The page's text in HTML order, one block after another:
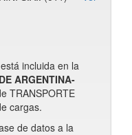
incluida en la
ARGENTINA-
TRANSPORTE
cargas.
de datos a la